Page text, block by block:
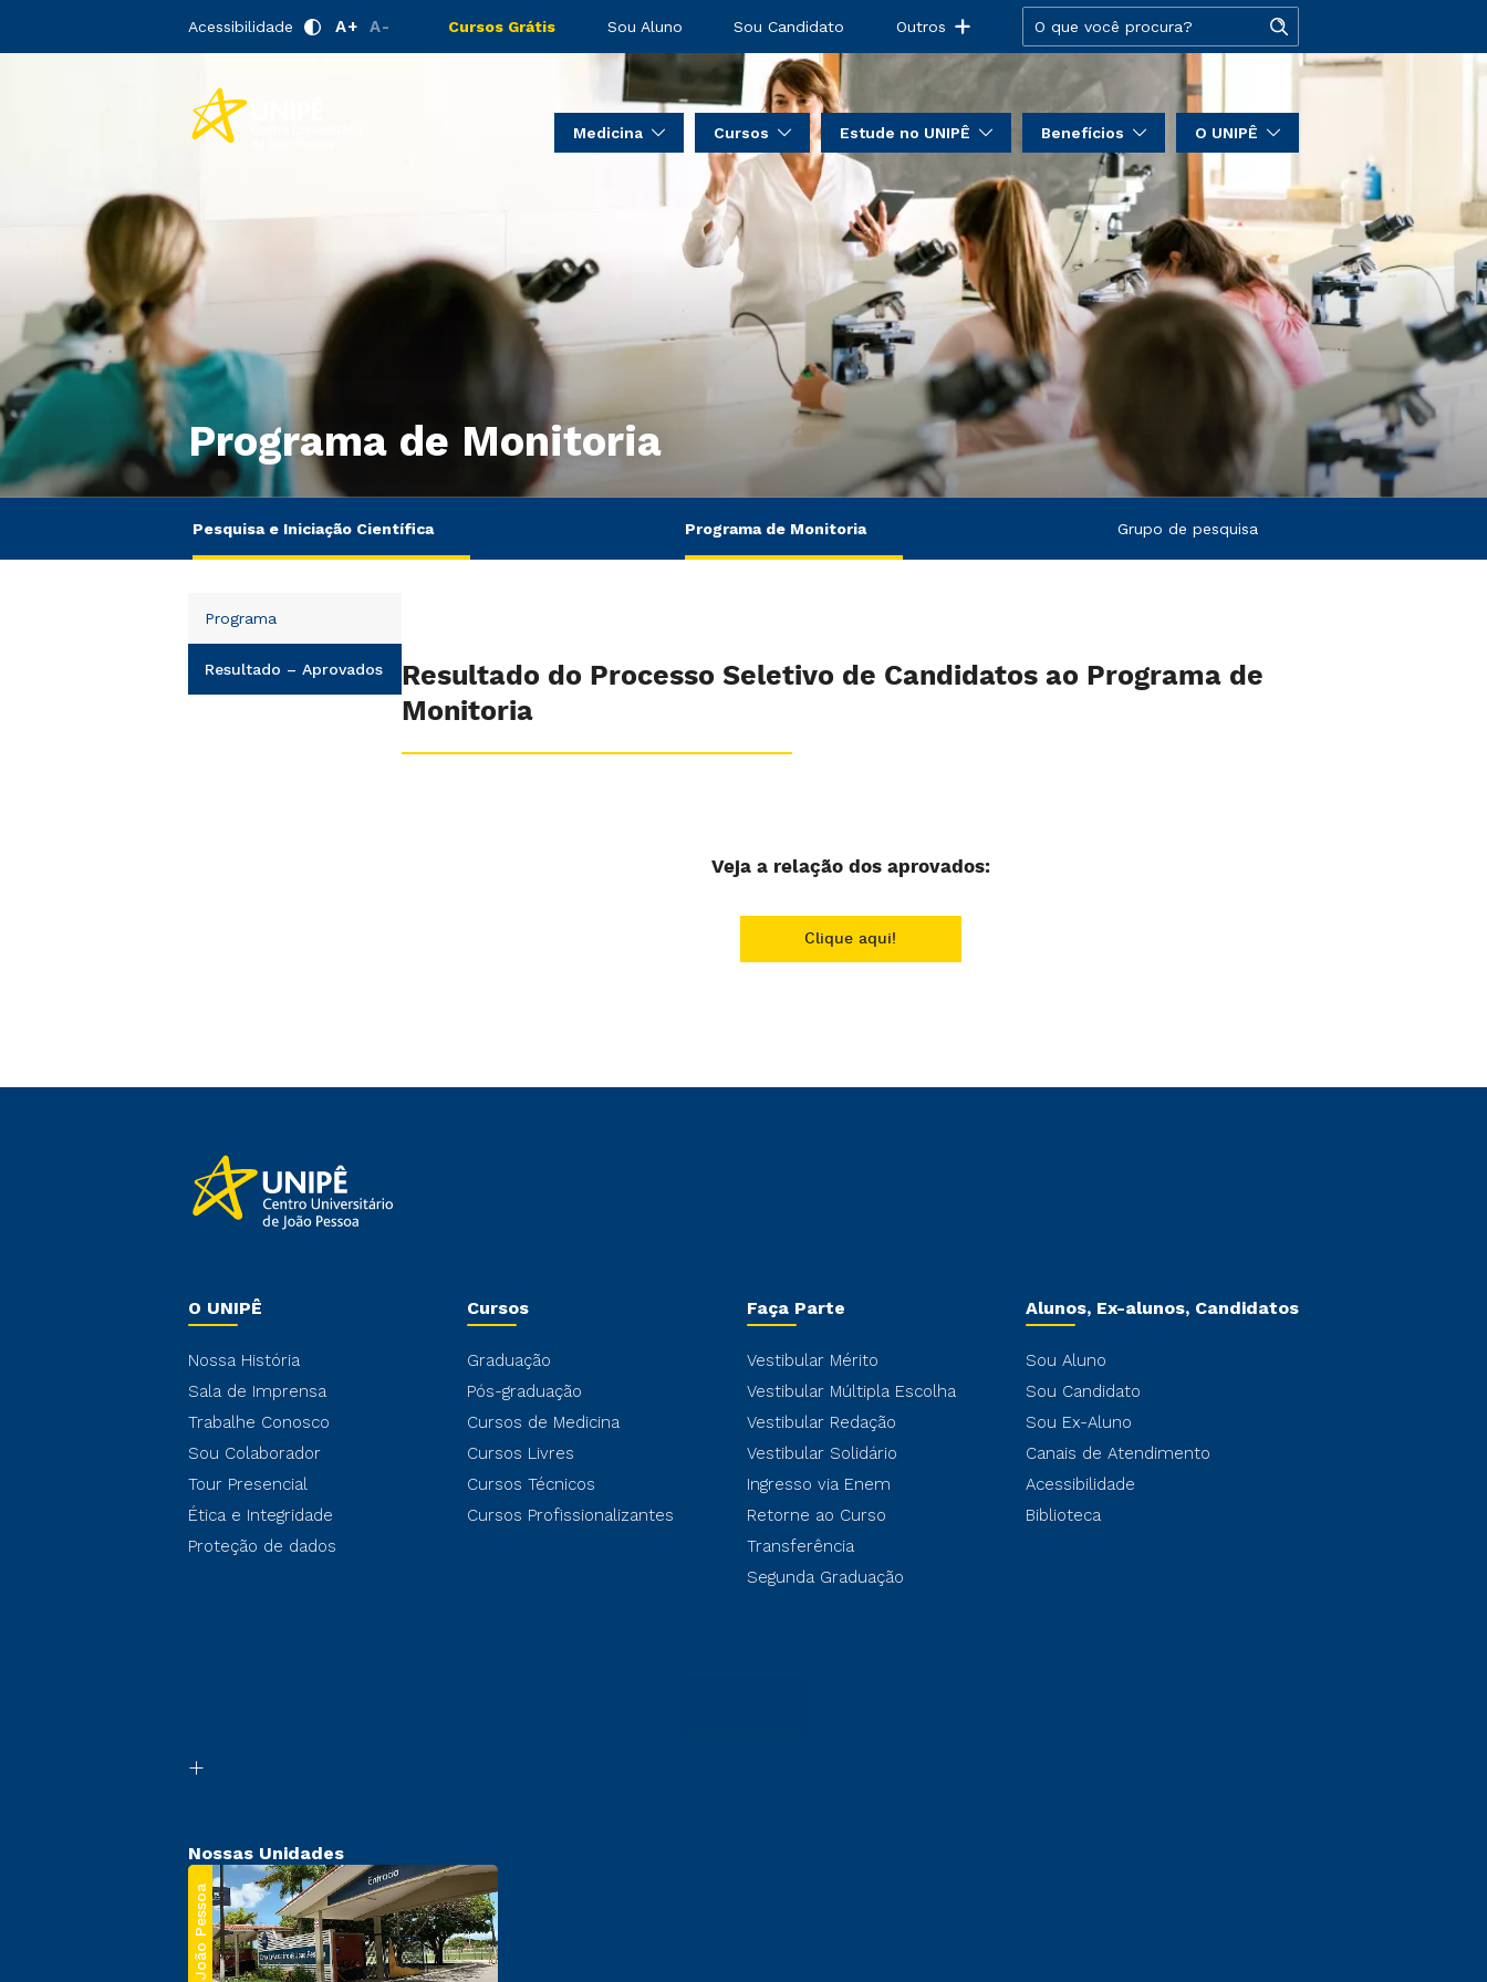
Acessibilidade A+ A- Cursos Grátis Sou Aluno Sou Candidato Outros
Medicina Cursos Estude no UNIPÊ Benefícios O UNIPÊ
Programa de Monitoria
Pesquisa e Iniciação Científica Programa de Monitoria Grupo de pesquisa
Programa
Resultado – Aprovados
Resultado do Processo Seletivo de Candidatos ao Programa de
Monitoria
Veja a relação dos aprovados:
Clique aqui!
O UNIPÊ
Nossa História
Sala de Imprensa
Trabalhe Conosco
Sou Colaborador
Tour Presencial
Ética e Integridade
Proteção de dados
Cursos
Graduação
Pós-graduação
Cursos de Medicina
Cursos Livres
Cursos Técnicos
Cursos Profissionalizantes
Faça Parte
Vestibular Mérito
Vestibular Múltipla Escolha
Vestibular Redação
Vestibular Solidário
Ingresso via Enem
Retorne ao Curso
Transferência
Segunda Graduação
Alunos, Ex-alunos, Candidatos
Sou Aluno
Sou Candidato
Sou Ex-Aluno
Canais de Atendimento
Acessibilidade
Biblioteca
Nossas Unidades
João Pessoa